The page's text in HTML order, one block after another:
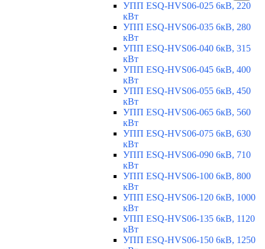
УПП ESQ-HVS06-025 6кВ, 220
кВт
УПП ESQ-HVS06-035 6кВ, 280
кВт
УПП ESQ-HVS06-040 6кВ, 315
кВт
УПП ESQ-HVS06-045 6кВ, 400
кВт
УПП ESQ-HVS06-055 6кВ, 450
кВт
УПП ESQ-HVS06-065 6кВ, 560
кВт
УПП ESQ-HVS06-075 6кВ, 630
кВт
УПП ESQ-HVS06-090 6кВ, 710
кВт
УПП ESQ-HVS06-100 6кВ, 800
кВт
УПП ESQ-HVS06-120 6кВ, 1000
кВт
УПП ESQ-HVS06-135 6кВ, 1120
кВт
УПП ESQ-HVS06-150 6кВ, 1250